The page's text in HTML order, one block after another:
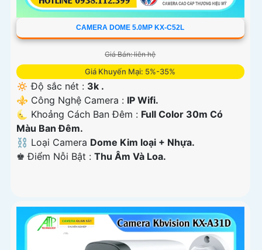
CAMERA DOME 5.0MP KX-C52L
Giá Bán: liên hệ
Giá Khuyến Mại: 5%-35%
🔅 Độ sắc nét : 3k .
⚜️ Công Nghệ Camera : IP Wifi.
🌜 Khoảng Cách Ban Đêm : Full Color 30m Có
Màu Ban Ðêm.
⛓ Loại Camera Dome Kim loại + Nhựa.
️♚ Điểm Nỗi Bật : Thu Âm Và Loa.